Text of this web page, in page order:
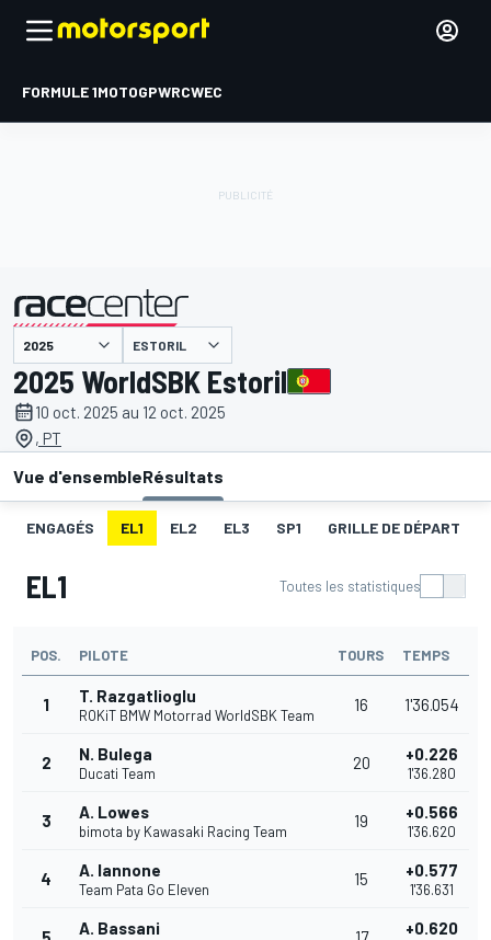
FORMULE 1MOTOGPWRCWEC
présenté par ESTORIL
2025 WorldSBK Estoril
10 oct. 2025 au 12 oct. 2025
, PT
Vue d'ensembleRésultats
ENGAGÉS EL1 EL2 EL3 SP1 GRILLE DE DÉPART
EL1 Toutes les statistiques
POS. PILOTE TOURS TEMPS
1 T. Razgatlioglu
ROKiT BMW Motorrad WorldSBK Team
16 1'36.054
2 N. Bulega
Ducati Team
20 +0.226
1'36.280
3 A. Lowes
bimota by Kawasaki Racing Team
19 +0.566
1'36.620
4 A. Iannone
Team Pata Go Eleven
15 +0.577
1'36.631
A. Bassani +0.620